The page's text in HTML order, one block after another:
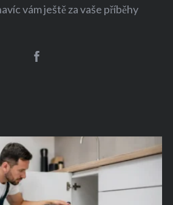
vám ještě za vaše příběhy